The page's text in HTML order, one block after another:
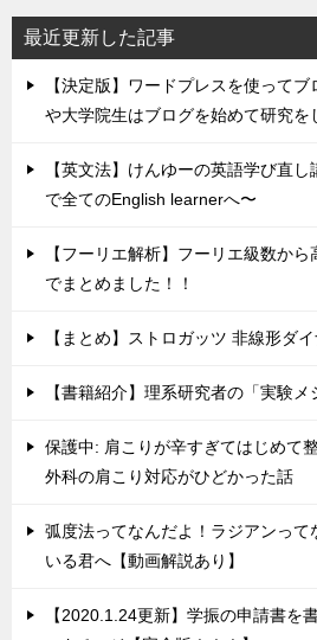
最近更新した記事
【決定版】ワードプレスを使って
や大学院生はブログを始めて研究を
【英文法】けんゆーの英語学び直
で全てのEnglish learnerへ〜
【フーリエ解析】フーリエ級数か
でまとめました！！
【まとめ】ストロガッツ 非線形ダ
【書籍紹介】理系研究者の「実験メ
保護中: 肩こりが辛すぎてはじめて
外科の肩こり対応がひどかった話
弧度法ってなんだよ！ラジアンって
いる君へ【動画解説あり】
【2020.1.24更新】学振の申請書を